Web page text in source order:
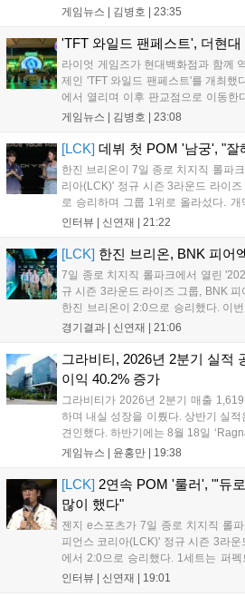
는 소속팀 없이 개인 자격으로 참가하
17일까지 이어지는 이번 행사는 신규
거리를 제공하며, 이후 현대백화점
니다. 연말에는 라스베이거스 오픈이
게임뉴스 | 김병호 | 23:35
'TFT 와일드 팬페스트', 더현
라이엇 게임즈가 현대백화점과 함께
제인 'TFT 와일드 팬페스트'를 개최했
에서 열리며 이후 판교점으로 이동한
존이 마련됐으며 8일 오후 2시 인비
다. 사전 예약은 조기 마감될 만큼 큰
게임뉴스 | 김병호 | 23:08
[LCK] 데뷔 첫 POM '남궁', "
한진 브리온이 7일 종로 치지직 롤파
리아(LCK)' 정규 시즌 3라운드 라이
로 승리하며 그룹 1위로 올라섰다.
들어내면서 이어질 4라운드에 대한
인터뷰 | 신연재 | 21:22
[LCK] 한진 브리온, BNK 피어
7일 종로 치지직 롤파크에서 열린
규 시즌 3라운드 라이즈 그룹, BNK
한진 브리온이 2:0으로 승리했다. 이
엑스를 제치고 라이즈 그룹 1위로 올
경기결과 | 신연재 | 21:06
그라비티, 2026년 2분기 실적
이익 40.2% 증가
그라비티가 2026년 2분기 매출
하며 내실 성장을 이뤘다. 상반기 실
견인했다. 하반기에는 8월 18일
시작으로 9월 3일 ‘달려라 헤베레케
이’ 출시가 예정돼 있으며, 2027년에
출시할 계획이다. 그라비티는 조인트
템 구축을 통해 신성장 동력을 확보할
게임뉴스 | 윤홍만 | 19:38
[LCK] 2연속 POM '룰러', "'듀
많이 했다"
젠지 e스포츠가 7일 종로 치지직 롤
피언스 코리아(LCK)' 정규 시즌 3라운
에서 2:0으로 승리했다. 1세트는 퍼
를 벌리며 25분 만에 승리하면서 말 그
인터뷰 | 신연재 | 19:01